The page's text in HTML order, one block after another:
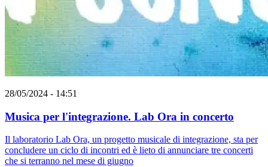
28/05/2024 - 14:51
Musica per l'integrazione. Lab Ora in concerto
Il laboratorio Lab Ora, un progetto musicale di integrazione, sta per
concludere un ciclo di incontri ed è lieto di annunciare tre concerti
che si terranno nel mese di giugno